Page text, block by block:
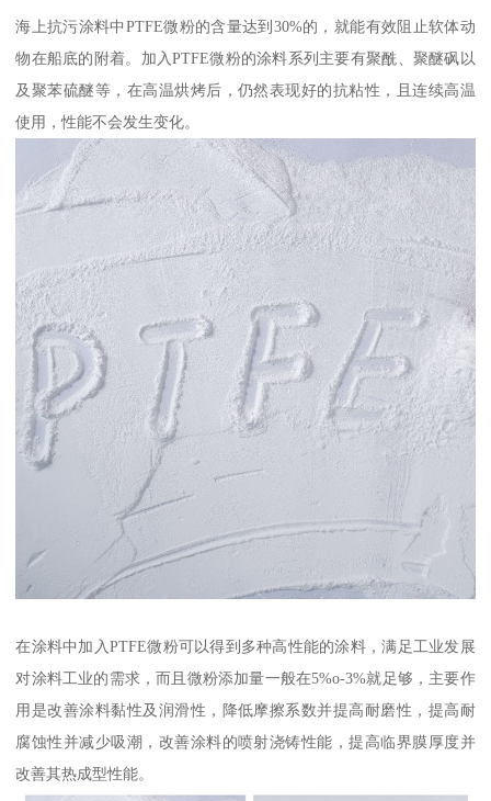
海上抗污涂料中PTFE微粉的含量达到30%的，就能有效阻止软体动
物在船底的附着。加入PTFE微粉的涂料系列主要有聚酰、聚醚砜以
及聚苯硫醚等，在高温烘烤后，仍然表现好的抗粘性，且连续高温
使用，性能不会发生变化。
在涂料中加入PTFE微粉可以得到多种高性能的涂料，满足工业发展
对涂料工业的需求，而且微粉添加量一般在5%o-3%就足够，主要作
用是改善涂料黏性及润滑性，降低摩擦系数并提高耐磨性，提高耐
腐蚀性并减少吸潮，改善涂料的喷射浇铸性能，提高临界膜厚度并
改善其热成型性能。